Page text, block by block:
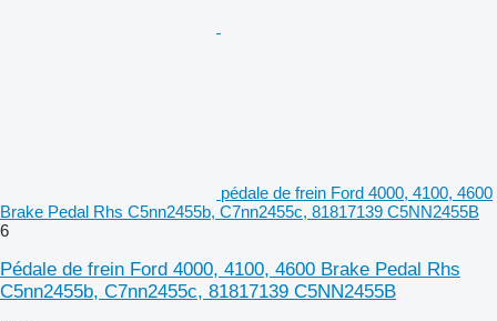
pédale de frein Ford 4000, 4100, 4600
Brake Pedal Rhs C5nn2455b, C7nn2455c, 81817139 C5NN2455B
6
Pédale de frein Ford 4000, 4100, 4600 Brake Pedal Rhs
C5nn2455b, C7nn2455c, 81817139 C5NN2455B